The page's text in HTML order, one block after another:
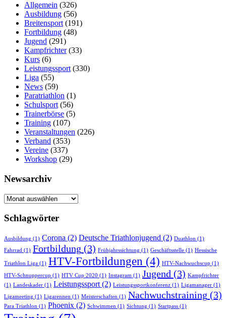
Allgemein (326)
Ausbildung (56)
Breitensport (191)
Fortbildung (48)
Jugend (291)
Kampfrichter(33)
Kurs (6)
Leistungssport (330)
Liga (55)
News (59)
Paratriathlon (1)
Schulsport (56)
Trainerbörse (5)
Training (107)
Veranstaltungen (226)
Verband (353)
Vereine (337)
Workshop (29)
Newsarchiv
Newsarchiv
Schlagwörter
Ausbildung (1) Corona (2) Deutsche Triathlonjugend (2) Duathlon (1)
Fahrrad (1) Fortbildung (3) Frühjahrssichtung (1) Geschäftsstelle (1) Hessische
Triathlon Liga (1) HTV-Fortbildungen (4) HTV-Nachwuchscup (1)
HTV-Schnuppercup (1) HTV Cup 2020 (1) Instagram (1) Jugend (3) Kampfrichter
(1) Landeskader (1) Leistungssport(2) Leistungssportkonferenz (1) Ligamanager (1)
Ligameeting (1) Ligarennen (1) Meisterschaften (1) Nachwuchstraining (3)
Para Triathlon (1) Phoenix (2) Schwimmen (1) Sichtung (1) Startpass (1)